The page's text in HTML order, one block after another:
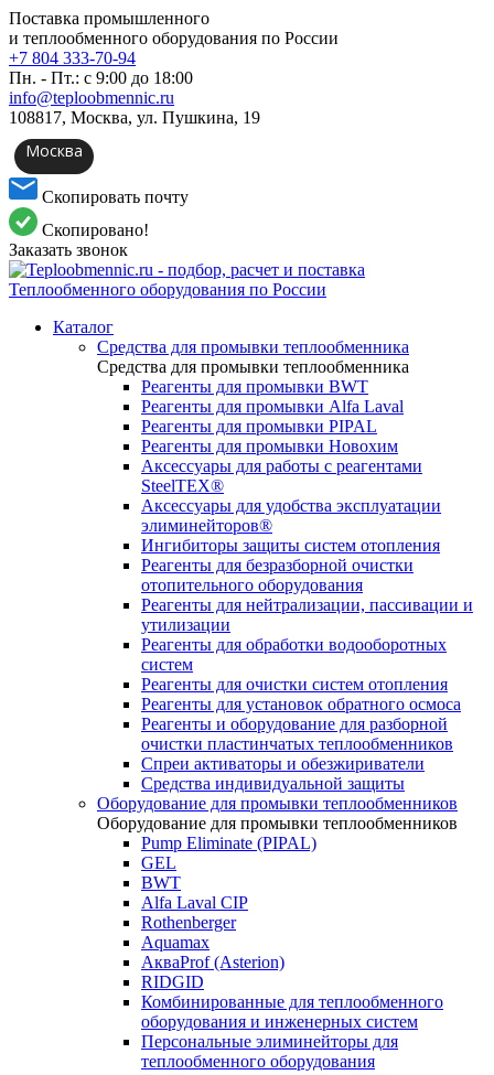
Поставка промышленного
и теплообменного оборудования по России
+7 804 333-70-94
Пн. - Пт.: с 9:00 до 18:00
info@teploobmennic.ru
108817, Москва, ул. Пушкина, 19
Москва
Скопировать почту
Скопировано!
Заказать звонок
Каталог
Средства для промывки теплообменника
Средства для промывки теплообменника
Реагенты для промывки BWT
Реагенты для промывки Alfa Laval
Реагенты для промывки PIPAL
Реагенты для промывки Новохим
Аксессуары для работы с реагентами
SteelTEX®
Аксессуары для удобства эксплуатации
элиминейторов®
Ингибиторы защиты систем отопления
Реагенты для безразборной очистки
отопительного оборудования
Реагенты для нейтрализации, пассивации и
утилизации
Реагенты для обработки водооборотных
систем
Реагенты для очистки систем отопления
Реагенты для установок обратного осмоса
Реагенты и оборудование для разборной
очистки пластинчатых теплообменников
Спреи активаторы и обезжириватели
Средства индивидуальной защиты
Оборудование для промывки теплообменников
Оборудование для промывки теплообменников
Pump Eliminate (PIPAL)
GEL
BWT
Alfa Laval CIP
Rothenberger
Aquamax
АкваProf (Asterion)
RIDGID
Комбинированные для теплообменного
оборудования и инженерных систем
Персональные элиминейторы для
теплообменного оборудования